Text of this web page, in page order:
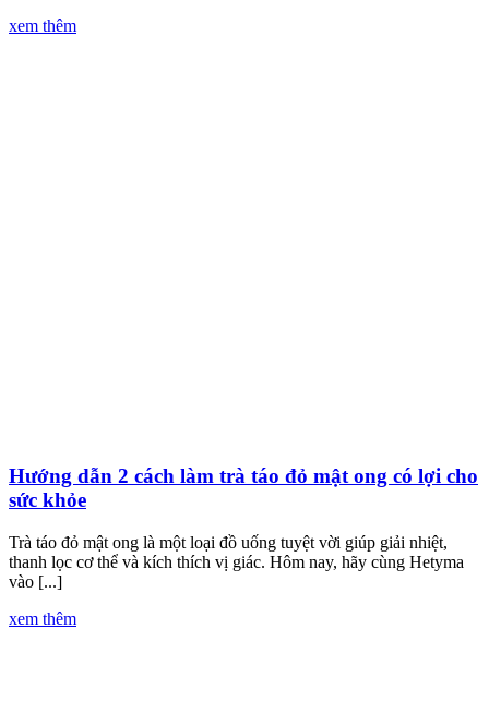
xem thêm
Hướng dẫn 2 cách làm trà táo đỏ mật ong có lợi cho
sức khỏe
Trà táo đỏ mật ong là một loại đồ uống tuyệt vời giúp giải nhiệt,
thanh lọc cơ thể và kích thích vị giác. Hôm nay, hãy cùng Hetyma
vào [...]
xem thêm